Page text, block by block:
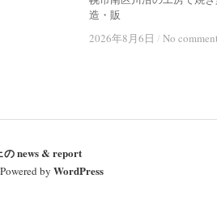
造・販
2026年8月6日 / No
2026年8月6日 / No
news & report
Powered by WordPress